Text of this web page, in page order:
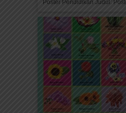
Poster Pendidikan Judul: